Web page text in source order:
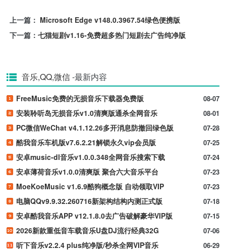
上一篇： Microsoft Edge v148.0.3967.54绿色便携版
下一篇： 七猫短剧v1.16-免费超多热门短剧去广告纯净版
音乐,QQ,微信-最新内容
08-07
FreeMusic免费的无损音乐下载器免费版
08-01
安装聆听岛无损音乐v1.0清爽版通杀全网音乐
07-28
PC微信WeChat v4.1.12.26多开消息防撤回绿色版
07-25
酷我音乐车机版v7.6.2.21解锁永久vip会员版
07-24
安卓music-dl音乐v1.0.0.348全网音乐搜索下载
07-23
安卓薄荷音乐v1.0.0清爽版 聚合六大音乐平台
07-23
MoeKoeMusic v1.6.9酷狗概念版 自动领取VIP
07-18
电脑QQv9.9.32.260716新架构结构内测正式版
07-15
安卓酷我音乐APP v12.1.8.0去广告破解豪华VIP版
07-06
2026新款重低音车载音乐U盘DJ流行经典32G
06-29
听下音乐v2.2.4 plus纯净版/秒杀全网VIP音乐